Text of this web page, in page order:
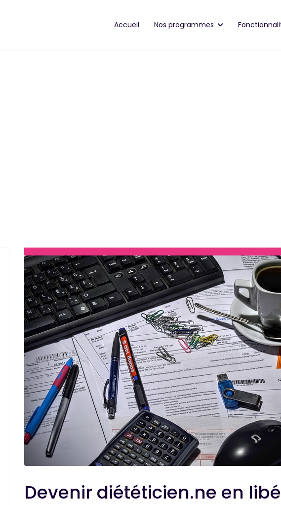
Accueil Nos programmes
Devenir diététicien.ne en